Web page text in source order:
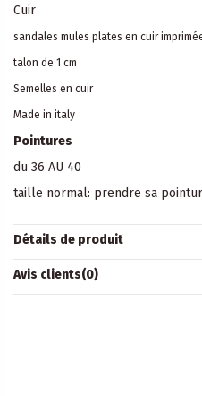
Cuir
sandales mules plates en cuir
talon de 1 cm
Semelles en cuir
Made in italy
Pointures
du 36 AU 40
taille normal: prendre sa
Détails de produit
Avis clients(0)